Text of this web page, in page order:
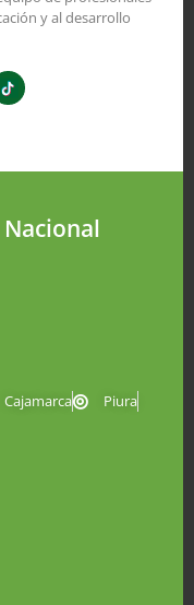
y al desarrollo
Nacional
Cajamarca
Piura